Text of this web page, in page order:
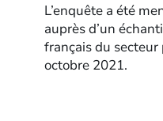
L’enquête a été
auprès d’un
français du
octobre 2021.